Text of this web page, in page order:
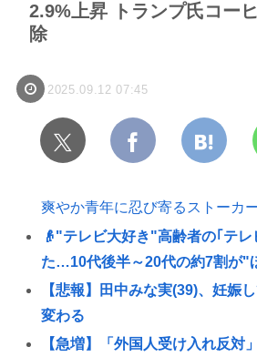
2.9%上昇 トランプ氏コー
除
2025.09.12 07:45
爽やか青年に忍び寄るストーカ
👴"テレビ大好き"高齢者の｢テレ
た…10代後半～20代の約7割が"
【悲報】田中みな実(39)、妊娠
変わる
【急増】「外国人受け入れ反